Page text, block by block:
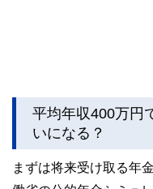
平均年収400万円
いになる？
まずは将来受け取る年